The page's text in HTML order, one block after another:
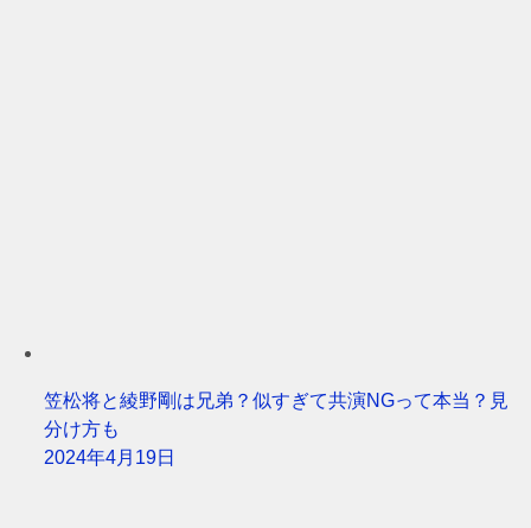
笠松将と綾野剛は兄弟？似すぎて共演NGって本当？見
分け方も
2024年4月19日